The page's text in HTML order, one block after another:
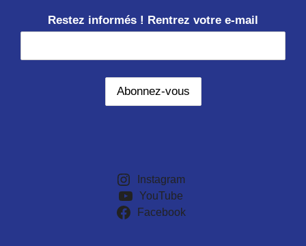
Restez informés ! Rentrez votre e-mail
Instagram
YouTube
Facebook